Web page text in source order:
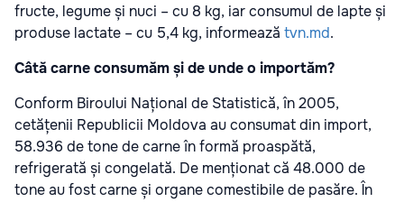
fructe, legume și nuci – cu 8 kg, iar consumul de lapte și
produse lactate – cu 5,4 kg, informează tvn.md.
Câtă carne consumăm și de unde o importăm?
Conform Biroului Național de Statistică, în 2005,
cetățenii Republicii Moldova au consumat din import,
58.936 de tone de carne în formă proaspătă,
refrigerată și congelată. De menționat că 48.000 de
tone au fost carne și organe comestibile de pasăre. În